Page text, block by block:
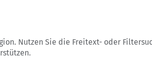
Nutzen Sie die Freitext- oder